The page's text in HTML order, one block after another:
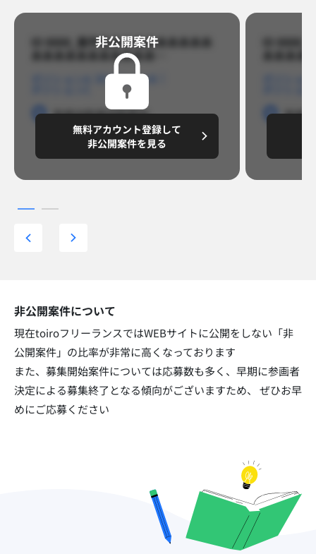
ID 8888_案件名あああああああああ
あああああああああああ…​
ポジションB
勤務地勤務地勤務地
～8,888,8888円/月
非公開案件​
無料アカウント登録して
非公開案件を見る
ID
勤務地
非公開案件について
現在toiroフリーランスではWEBサイトに公開をしない「非
公開案件」の比率が非常に高くなっております​
また、募集開始案件については応募数も多く、早期に参画者
決定による募集終了となる傾向がございますため、 ぜひお早
めにご応募ください